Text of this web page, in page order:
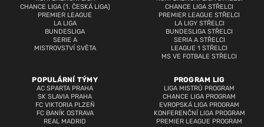
CHANCE LIGA (1. ČESKÁ LIGA)
PREMIER LEAGUE
LA LIGA
BUNDESLIGA
SERIE A
MISTROVSTVÍ SVĚTA
CHANCE LIGA STŘELCI
PREMIER LEAGUE STŘELCI
LA LIGY STŘELCI
BUNDESLIGA STŘELCI
SERIA A STŘELCI
LEAGUE 1 STŘELCI
MS VE FOTBALE STŘELCI
POPULÁRNÍ TÝMY
AC SPARTA PRAHA
SK SLAVIA PRAHA
FC VIKTORIA PLZEŇ
FC BANÍK OSTRAVA
REAL MADRID
PROGRAM LIG
LIGA MISTRŮ PROGRAM
CHANCE LIGA PROGRAM
EVROPSKÁ LIGA PROGRAM
KONFERENČNÍ LIGA PROGRAM
PREMIER LEAGUE PROGRAM